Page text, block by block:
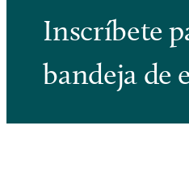
Inscríbete
bandeja de